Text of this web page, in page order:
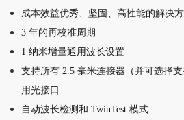
成本效益优秀、坚固、高性能的解决
3 年的再校准周期
1 纳米增量通用波长设置
支持所有 2.5 毫米连接器（并可选择
用光接口
自动波长检测和 TwinTest 模式